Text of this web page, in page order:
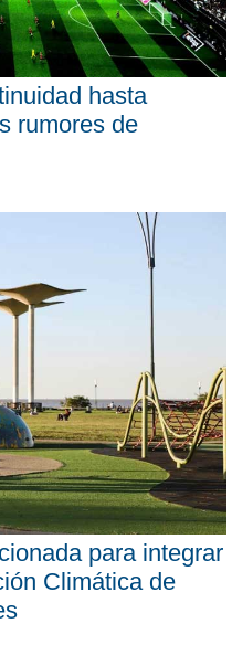
hasta
rumores de
para integrar
Climática de